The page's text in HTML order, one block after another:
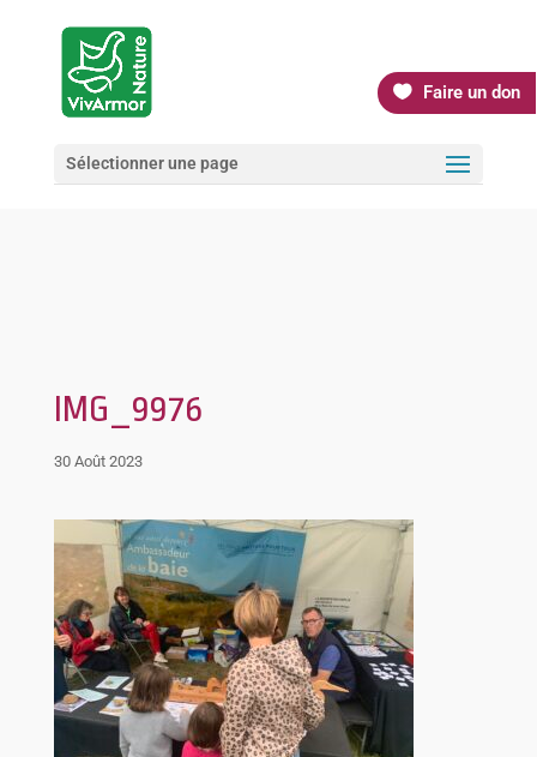
Faire un don
Sélectionner une page
IMG_9976
30 Août 2023